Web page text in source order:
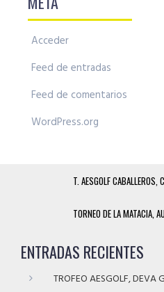
Acceder
Feed de entradas
Feed de comentarios
WordPress.org
T. AESGOLF
TORNEO DE LA MATACIA,
ENTRADAS RECIENTES
TROFEO AESGOLF, DEVA